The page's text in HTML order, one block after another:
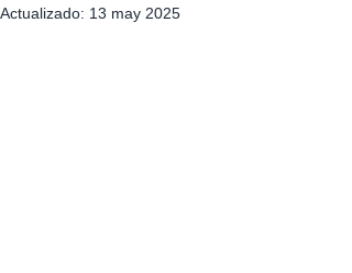
Actualizado: 13 may 2025